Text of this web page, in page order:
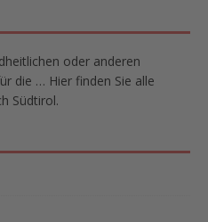
oder anderen
die … Hier finden Sie alle
Südtirol.